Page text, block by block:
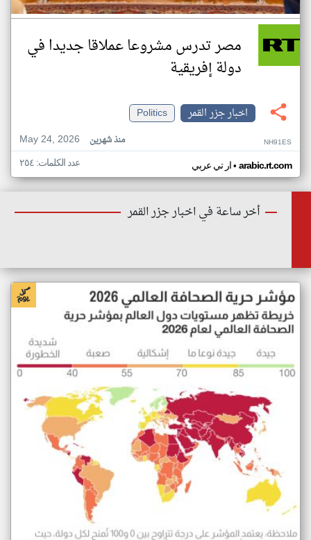
مصر تدرس مشروعا عملاقا جديدا في
دولة إفريقية
اخبار جزر القمر
Politics
May 24, 2026
منذ شهرين NH91ES
ار تي عربي• arabic.rt.com عدد الكلمات: ٢٥٤
أخر ساعة في اخبار جزر القمر